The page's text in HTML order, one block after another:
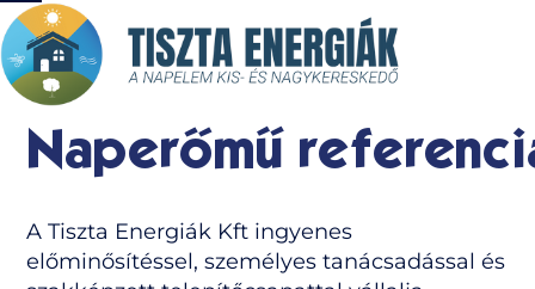
Naperőmű
A Tiszta Energiák Kft ingyenes
előminősítéssel, személyes tanácsadással és